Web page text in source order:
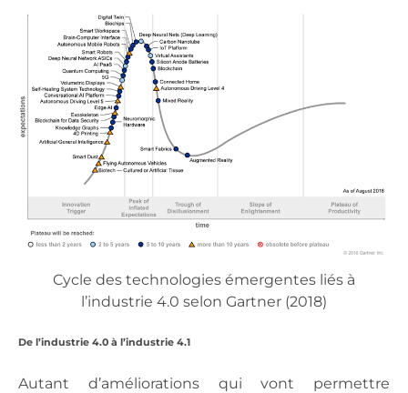
Cycle des technologies émergentes liés à
l’industrie 4.0 selon Gartner (2018)
De l’industrie 4.0 à l’industrie 4.1
Autant d’améliorations qui vont permettre